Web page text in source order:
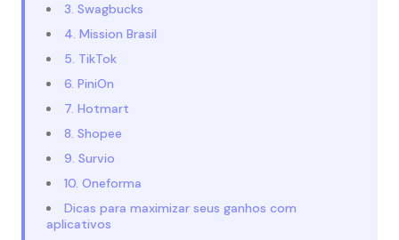
3. Swagbucks
4. Mission Brasil
5. TikTok
6. PiniOn
7. Hotmart
8. Shopee
9. Survio
10. Oneforma
Dicas para maximizar seus ganhos com
aplicativos